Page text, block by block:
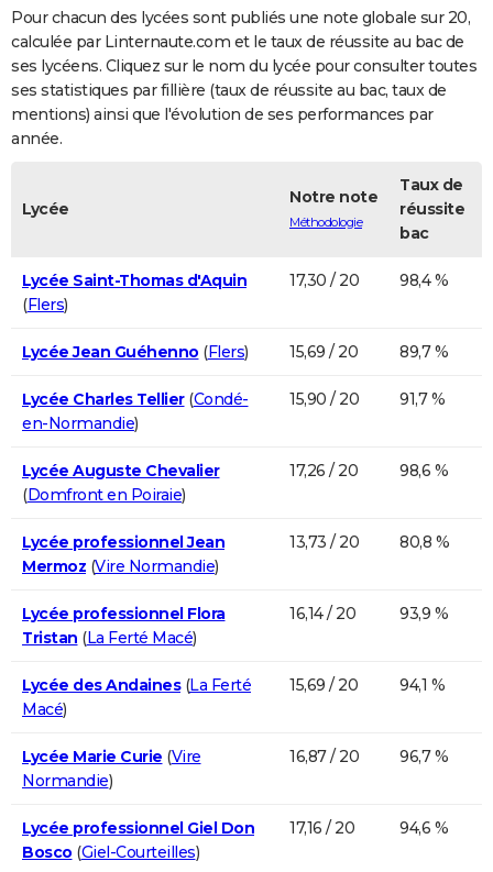
FORUM
Bricolage
Lifestyle
Culture
Television
Voyage
Cinema
Pour chacun des lycées sont publiés une note globale sur 20,
calculée par Linternaute.com et le taux de réussite au bac de
ses lycéens. Cliquez sur le nom du lycée pour consulter toutes
ses statistiques par fillière (taux de réussite au bac, taux de
mentions) ainsi que l'évolution de ses performances par
année.
Lycée
Notre note
Méthodologie
Taux de
réussite
bac
Lycée Saint-Thomas d'Aquin
(Flers)
17,30 / 20 98,4 %
Lycée Jean Guéhenno (Flers) 15,69 / 20 89,7 %
Lycée Charles Tellier(Condé-
en-Normandie)
15,90 / 20 91,7 %
Lycée Auguste Chevalier
(Domfront en Poiraie)
17,26 / 20 98,6 %
Lycée professionnel Jean
Mermoz (Vire Normandie)
13,73 / 20 80,8 %
Lycée professionnel Flora
Tristan (La Ferté Macé)
16,14 / 20 93,9 %
Lycée des Andaines(La Ferté
Macé)
15,69 / 20 94,1 %
Lycée Marie Curie (Vire
Normandie)
16,87 / 20 96,7 %
Lycée professionnel Giel Don
Bosco (Giel-Courteilles)
17,16 / 20 94,6 %